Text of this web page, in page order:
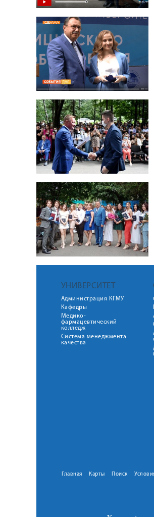
УНИВЕРСИТЕТ
Администрация КГМУ
Кафедры
Медико-
фармацевтический
колледж
Система менеджмента
качества
Главная Карты Поиск